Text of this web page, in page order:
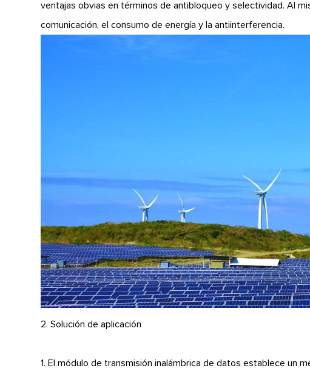
ventajas obvias en términos de antibloqueo y selectividad. Al
comunicación, el consumo de energía y la antiinterferencia.
2. Solución de aplicación
1. El módulo de transmisión inalámbrica de datos establece un